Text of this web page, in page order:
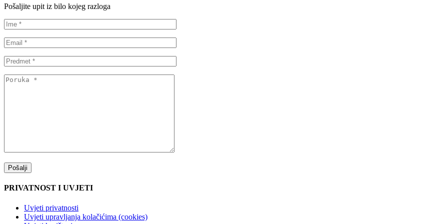
Pošaljite upit iz bilo kojeg razloga
PRIVATNOST I UVJETI
Uvjeti privatnosti
Uvjeti upravljanja kolačićima (cookies)